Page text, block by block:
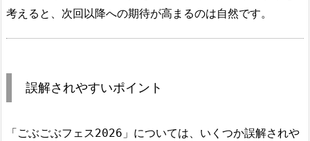
考えると、次回以降への期待が高まるのは自然です。
誤解されやすいポイント
「ごぶごぶフェス2026」については、いくつか誤解されや